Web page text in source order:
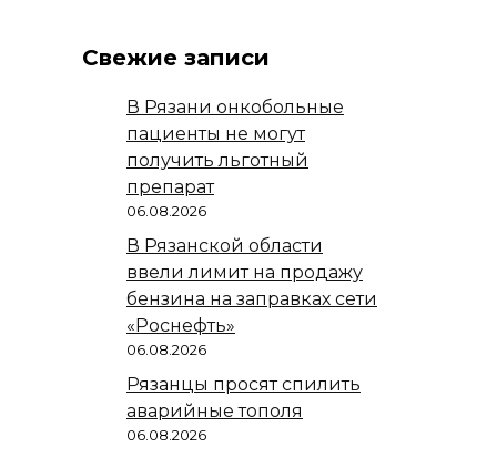
Свежие записи
В Рязани онкобольные
пациенты не могут
получить льготный
препарат
06.08.2026
В Рязанской области
ввели лимит на продажу
бензина на заправках сети
«Роснефть»
06.08.2026
Рязанцы просят спилить
аварийные тополя
06.08.2026